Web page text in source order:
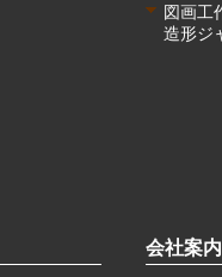
図画工
造形ジ
会社案内